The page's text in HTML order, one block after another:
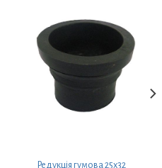
Редукція гумова 25х32